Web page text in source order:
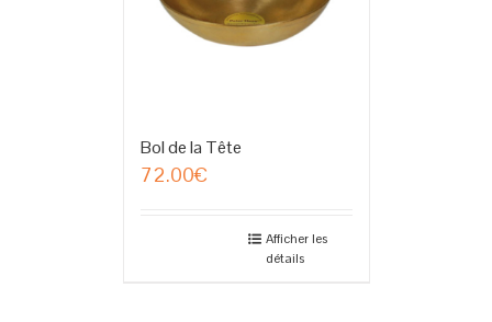
Bol de la Tête
72.00€
Afficher les
détails